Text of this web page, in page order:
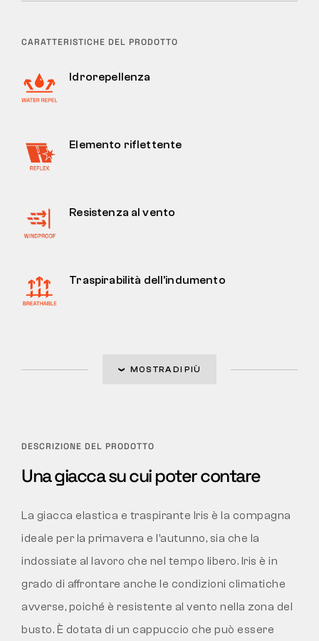
CARATTERISTICHE DEL PRODOTTO
Idrorepellenza
Elemento riflettente
Resistenza al vento
Traspirabilità dell'indumento
MOSTRA DI PIÙ
DESCRIZIONE DEL PRODOTTO
Una giacca su cui poter contare
La giacca elastica e traspirante Iris è la compagna
ideale per la primavera e l’autunno, sia che la
indossiate al lavoro che nel tempo libero. Iris è in
grado di affrontare anche le condizioni climatiche
avverse, poiché è resistente al vento nella zona del
busto. È dotata di un cappuccio che può essere